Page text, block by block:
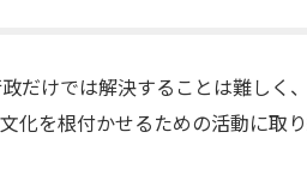
だけでは解決することは難し
を根付かせるための活動に取り